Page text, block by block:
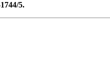
5.